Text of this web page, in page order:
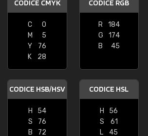
CODICE CMYK
C
0
M
5
Y
76
K
28
CODICE RGB
R
184
G
174
B
45
CODICE HSB/HSV
H
54
S
76
B
72
CODICE HSL
H
56
S
61
L
45